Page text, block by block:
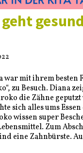
war mit ihrem besten
zu Besuch. Diana
die Zähne geputzt
sich alles ums
wissen super
Zum
eine Zahnbürste.